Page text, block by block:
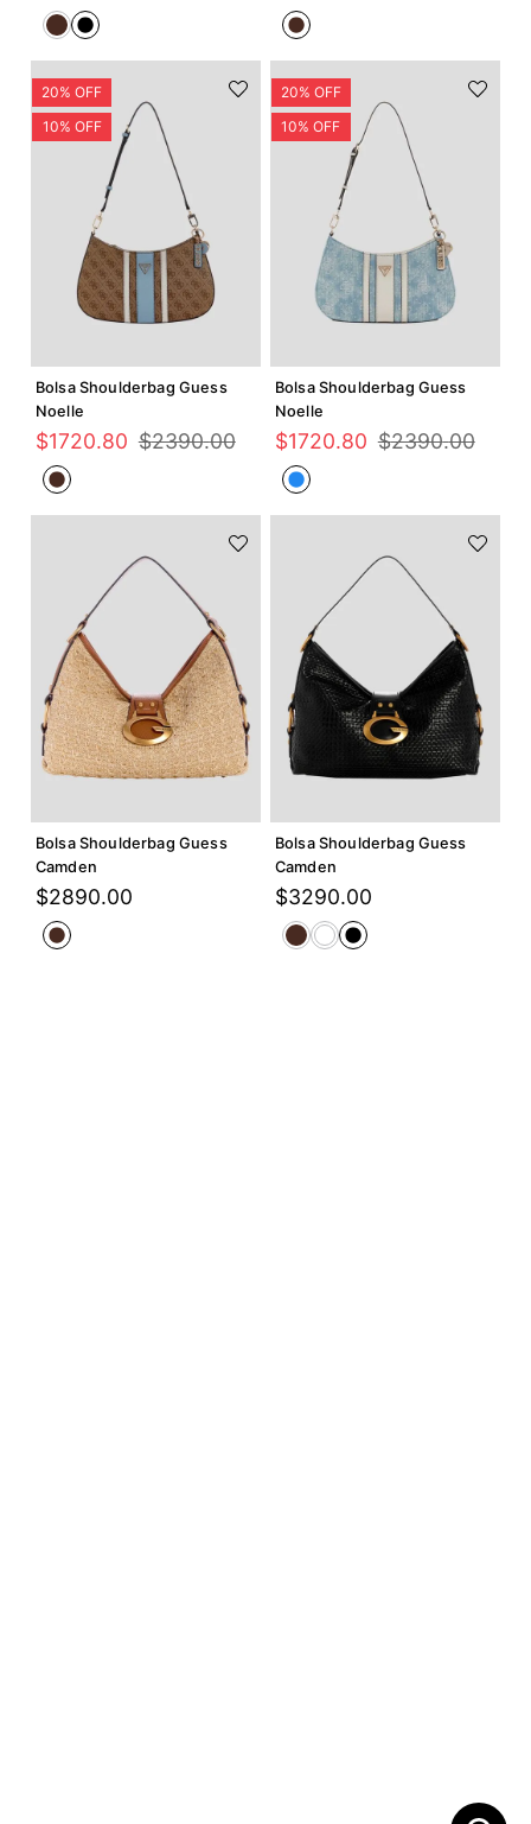
Bolsa Shoulderbag Guess
Noelle
$1720.80 $2390.00
Bolsa Shoulderbag Guess
Noelle
$1720.80 $2390.00
Bolsa Shoulderbag Guess
Camden
$2890.00
Bolsa Shoulderbag Guess
Camden
$3290.00